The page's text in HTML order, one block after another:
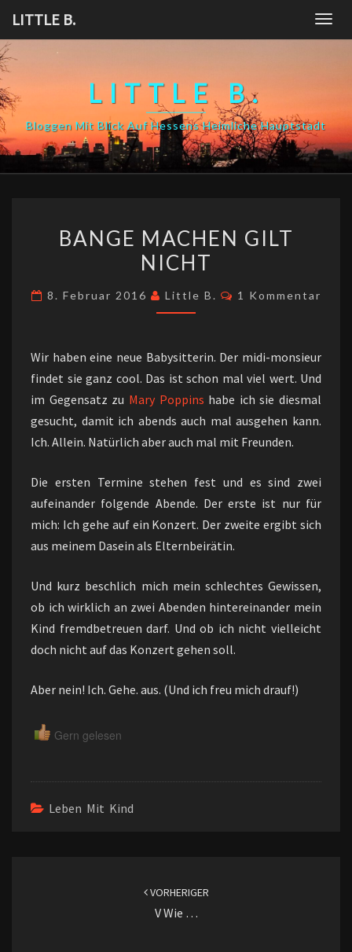
content
LITTLE B.
LITTLE B.
Bloggen Mit Blick Auf Hessens Heimliche Hauptstadt
MACHEN
GILT
BANGE MACHEN GILT
NICHT
8. Februar 2016 Little B. Kommentare
1 Kommentar
Wir haben eine neue Babysitterin. Der midi-monsieur
findet sie ganz cool. Das ist schon mal viel wert. Und
im Gegensatz zu Mary Poppins habe ich sie diesmal
gesucht, damit ich abends auch mal ausgehen kann.
Ich. Allein. Natürlich aber auch mal mit Freunden.
Die ersten Termine stehen fest und es sind zwei
aufeinander folgende Abende. Der erste ist nur für
mich: Ich gehe auf ein Konzert. Der zweite ergibt sich
aus meinem Dasein als Elternbeirätin.
Und kurz beschlich mich mein schlechtes Gewissen,
ob ich wirklich an zwei Abenden hintereinander mein
Kind fremdbetreuen darf. Und ob ich nicht vielleicht
doch nicht auf das Konzert gehen soll.
Aber nein! Ich. Gehe. aus. (Und ich freu mich drauf!)
Gern gelesen
Leben Mit Kind
VORHERIGER
V Wie …